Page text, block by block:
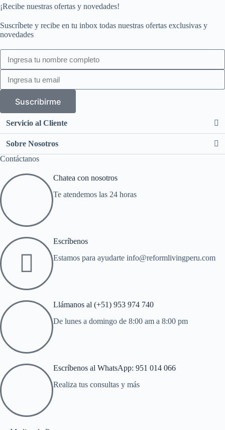
¡Recibe nuestras ofertas y novedades!
Suscríbete y recibe en tu inbox todas nuestras ofertas exclusivas y
novedades
Suscribirme
Servicio al Cliente
Sobre Nosotros
Contáctanos
Chatea con nosotros
Te atendemos las 24 horas
Escríbenos
Estamos para ayudarte info@reformlivingperu.com
Llámanos al (+51) 953 974 740
De lunes a domingo de 8:00 am a 8:00 pm
Escríbenos al WhatsApp: 951 014 066
Realiza tus consultas y más